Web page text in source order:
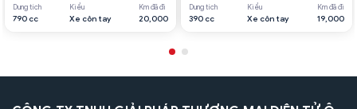
Dung tích
790 cc
Kiểu
Xe côn tay
Km đã đi
20,000
Dung tích
390 cc
Kiểu
Xe côn tay
Km đã đi
19,000